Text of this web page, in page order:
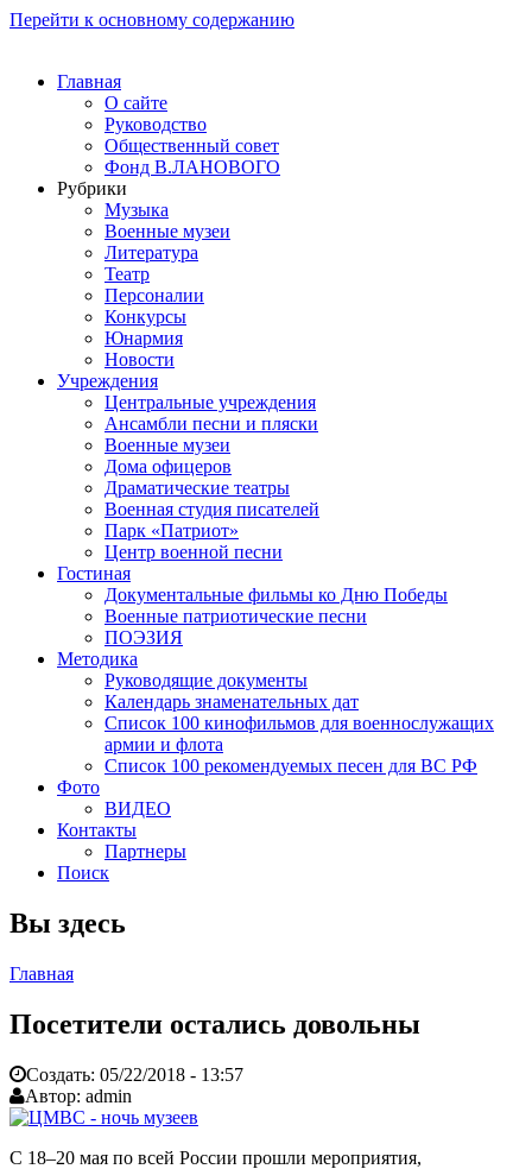
Перейти к основному содержанию
Главная
О сайте
Руководство
Общественный совет
Фонд В.ЛАНОВОГО
Рубрики
Музыка
Военные музеи
Литература
Театр
Персоналии
Конкурсы
Юнармия
Новости
Учреждения
Центральные учреждения
Ансамбли песни и пляски
Военные музеи
Дома офицеров
Драматические театры
Военная студия писателей
Парк «Патриот»
Центр военной песни
Гостиная
Документальные фильмы ко Дню Победы
Военные патриотические песни
ПОЭЗИЯ
Методика
Руководящие документы
Календарь знаменательных дат
Список 100 кинофильмов для военнослужащих
армии и флота
Список 100 рекомендуемых песен для ВС РФ
Фото
ВИДЕО
Контакты
Партнеры
Поиск
Вы здесь
Главная
Посетители остались довольны
Создать: 05/22/2018 - 13:57
Автор: admin
С 18–20 мая по всей России прошли мероприятия,